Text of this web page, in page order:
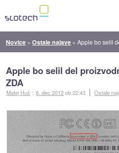
Novice »Ostale najave »Apple bo selil
Apple bo selil del
ZDA
Matej Huš ::6. dec 2012ob 22:43 Ostale